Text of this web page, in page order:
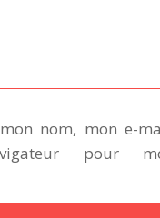
nom, mon e-
pour